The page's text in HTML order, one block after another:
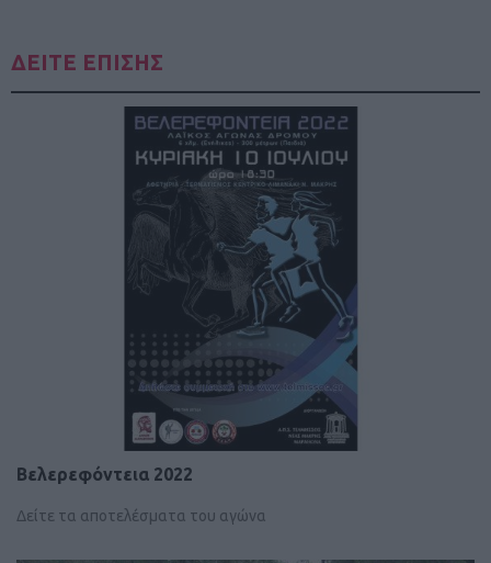
ΔΕΙΤΕ ΕΠΙΣΗΣ
Βελερεφόντεια 2022
Δείτε τα αποτελέσματα του αγώνα